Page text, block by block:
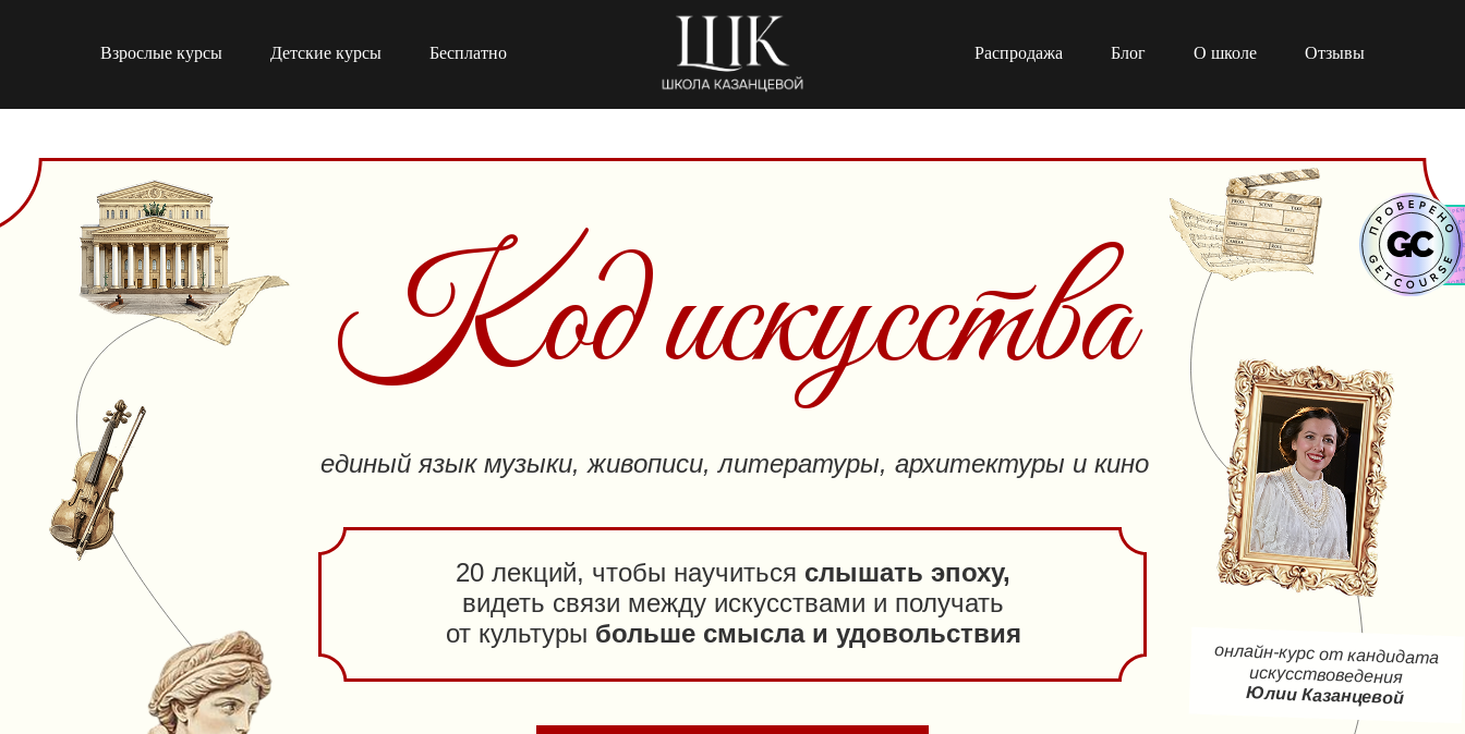
Взрослые курсы Детские курсы Бесплатно Распродажа Блог О школе Отзывы
единый язык музыки, живописи, литературы, архитектуры и кино
онлайн-курс от кандидата
искусствоведения
Юлии Казанцевой
20 лекций, чтобы научиться слышать эпоху,
видеть связи между искусствами и получать
от культуры больше смысла и удовольствия
Код искусства